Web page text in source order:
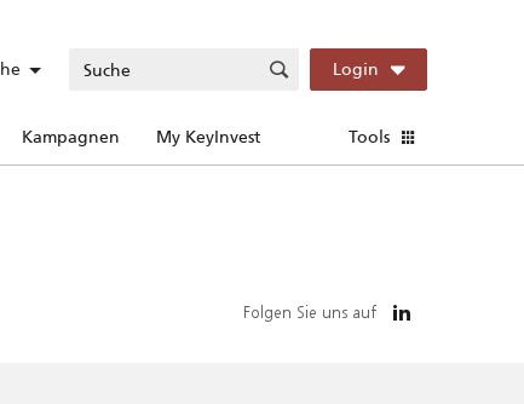
Login
Kampagnen My KeyInvest Tools
Folgen Sie uns auf